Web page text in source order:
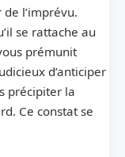
l’imprévu.
se rattache au
prémunit
d’anticiper
précipiter la
Ce constat se